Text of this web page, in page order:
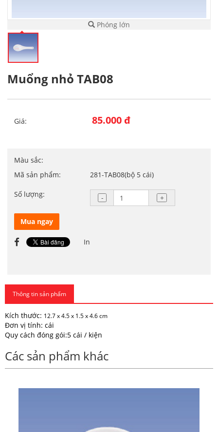
Phóng lớn
Muổng nhỏ TAB08
Giá: 85.000 đ
Màu sắc:
Mã sản phẩm:
281-TAB08(bộ 5 cái)
Số lượng:
Mua ngay
In
Thông tin sản phẩm
Kích thước: 12.7 x 4.5 x 1.5 x 4.6 cm
Đơn vị tính: cái
Quy cách đóng gói:5 cái / kiện
Các sản phẩm khác